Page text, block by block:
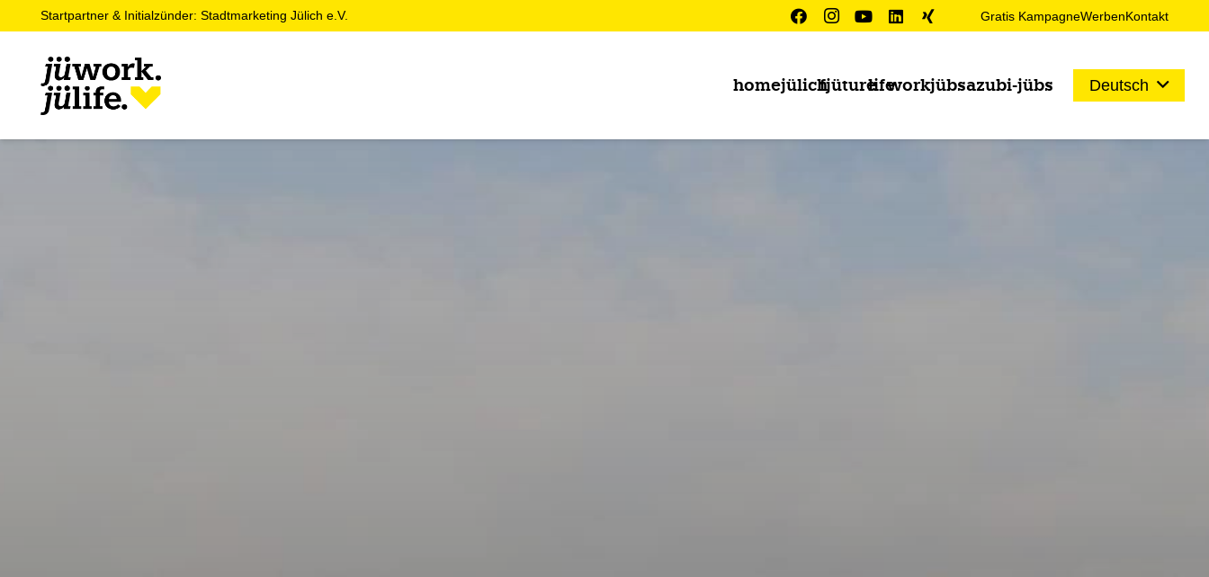
Startpartner & Initialzünder: Stadtmarketing Jülich e.V. Gratis KampagneWerbenKontakt
homejülichfjüturelifeworkjübsazubi-jübs Deutsch